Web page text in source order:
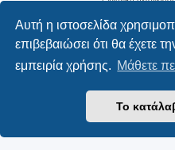
Αυτή η ιστοσελίδα
επιβεβαιώσει ότι θα έχετε
εμπειρία χρήσης. Μάθετε
Το